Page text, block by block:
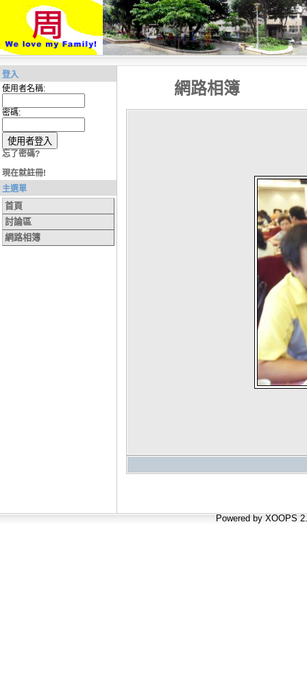
登入
使用者名稱:
密碼:
忘了密碼?
現在就註冊!
主選單
首頁
討論區
網路相簿
網路相簿
Powered by XOOPS